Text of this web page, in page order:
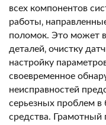
всех компонентов
работы‚
поломок. Это может
деталей‚ очистку
настройку
своевременное
неисправностей
серьезных проблем в
средства. Грамотный